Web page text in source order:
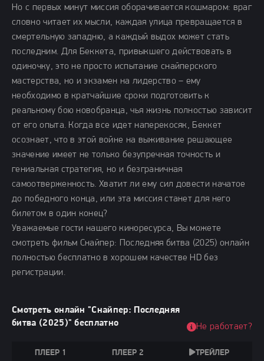
Но с первых минут миссия оборачивается кошмаром: враг
словно читает их мысли, каждая улица превращается в
смертельную западню, а каждый выдох может стать
последним. Для Беккета, привыкшего действовать в
одиночку, это не просто испытание снайперского
мастерства, но и экзамен на лидерство – ему
необходимо в кратчайшие сроки подготовить к
реальному бою новобранца, чья жизнь полностью зависит
от его опыта. Когда все идет наперекосяк, Беккет
осознает, что в этой войне на выживание решающее
значение имеет не только безупречная точность и
гениальная стратегия, но и безграничная
самоотверженность. Хватит ли ему сил довести начатое
до победного конца, или эта миссия станет для него
билетом в один конец?
Уважаемые гости нашего киноресурса, Вы можете
смотреть фильм Снайпер: Последняя битва (2025) онлайн
полностью бесплатно в хорошем качестве HD без
регистрации.
Смотреть онлайн "Снайпер: Последняя
битва (2025)" бесплатно
ПЛЕЕР 1 ПЛЕЕР 2 ТРЕЙЛЕР
Не работает?